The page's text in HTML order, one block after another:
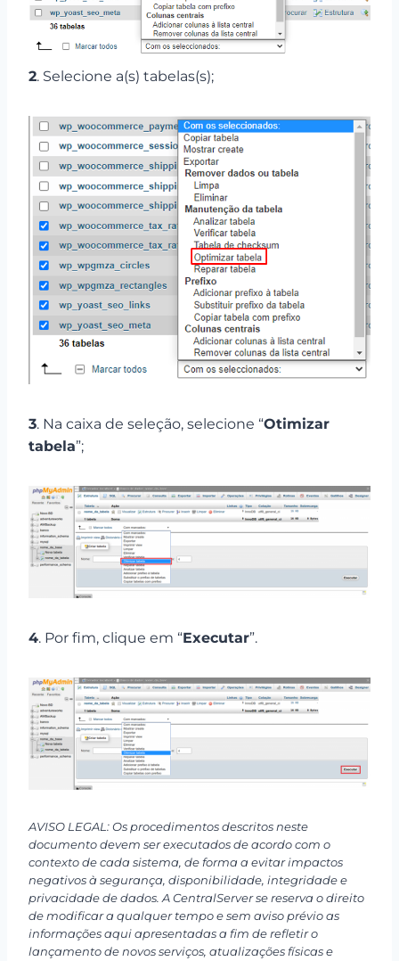
2. Selecione a(s) tabelas(s);
3. Na caixa de seleção, selecione “Otimizar
tabela”;
4. Por fim, clique em “Executar”.
AVISO LEGAL: Os procedimentos descritos neste
documento devem ser executados de acordo com o
contexto de cada sistema, de forma a evitar impactos
negativos à segurança, disponibilidade, integridade e
privacidade de dados. A CentralServer se reserva o direito
de modificar a qualquer tempo e sem aviso prévio as
informações aqui apresentadas a fim de refletir o
lançamento de novos serviços, atualizações físicas e